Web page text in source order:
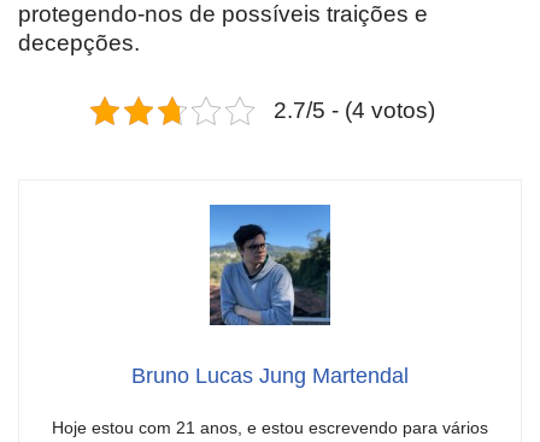
protegendo-nos de possíveis traições e
decepções.
2.7/5 - (4 votos)
Bruno Lucas Jung Martendal
Hoje estou com 21 anos, e estou escrevendo para vários